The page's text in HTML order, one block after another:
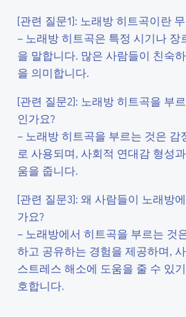
[관련 질문1]: 노래방 히트곡이란
– 노래방 히트곡은 특정 시기나 장
을 말합니다. 많은 사람들이 친숙
을 의미합니다.
[관련 질문2]: 노래방 히트곡을 부
인가요?
– 노래방 히트곡을 부르는 것은 감
로 사용되며, 사회적 연대감 형성
움을 줍니다.
[관련 질문3]: 왜 사람들이 노래방
가요?
– 노래방에서 히트곡을 부르는 것
하고 공유하는 경험을 제공하며,
스트레스 해소에 도움을 줄 수 있
호합니다.